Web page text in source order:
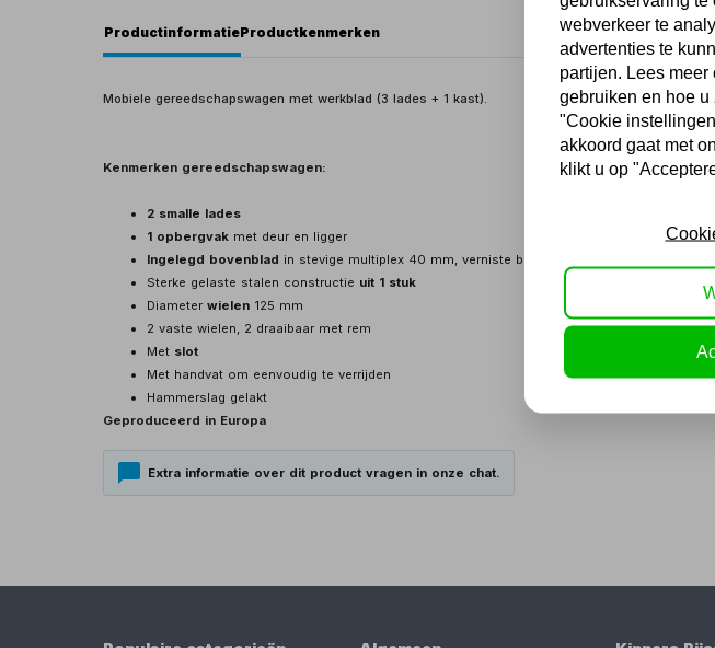
ProductinformatieProductkenmerken
Mobiele gereedschapswagen met werkblad (3 lades + 1 kast).
Kenmerken gereedschapswagen:
2 smalle lades
1 opbergvak met deur en ligger
Ingelegd bovenblad in stevige multiplex 40 mm, verniste beuken fineer afwerking
Sterke gelaste stalen constructie uit 1 stuk
Diameterwielen 125 mm
2 vaste wielen, 2 draaibaar met rem
Met slot
Met handvat om eenvoudig te verrijden
Hammerslag gelakt
Geproduceerd in Europa
Extra informatie over dit product vragen in onze chat.
webverkeer te
advertenties te
partijen. Lees
gebruiken en hoe u
"Cookie
akkoord gaat met
klikt u op